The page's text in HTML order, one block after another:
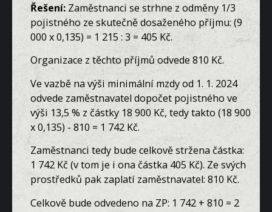
Řešení: Zaměstnanci se strhne z odměny 1/3
pojistného ze skutečně dosaženého příjmu: (9
000 x 0,135) = 1 215 : 3 = 405 Kč.
Organizace z těchto příjmů odvede 810 Kč.
Ve vazbě na výši minimální mzdy od 1. 1. 2024
odvede zaměstnavatel dopočet pojistného ve
výši 13,5 % z částky 18 900 Kč, tedy takto (18 900
x 0,135) - 810 = 1 742 Kč.
Zaměstnanci tedy bude celkově stržena částka:
1 742 Kč (v tom je i ona částka 405 Kč). Ze svých
prostředků pak zaplatí zaměstnavatel: 810 Kč.
Celkově bude odvedeno na ZP: 1 742 + 810 = 2